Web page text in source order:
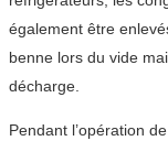
également être
benne lors du vide
décharge.
Pendant l’opération